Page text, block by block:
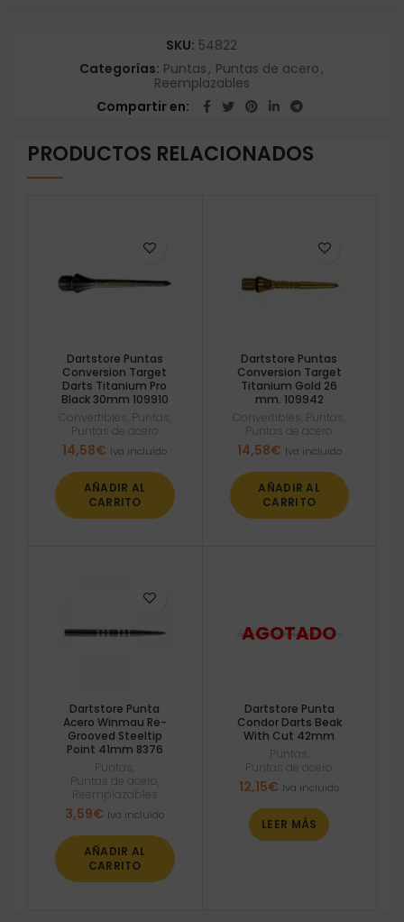
SKU: 54822
Categorías: Puntas, Puntas de acero,
Reemplazables
Compartir en
PRODUCTOS RELACIONADOS
Dartstore Puntas
Conversion Target
Darts Titanium Pro
Black 30mm 109910
Convertibles Puntas
Puntas de acero
14,58€ Iva incluido
AÑADIR AL
CARRITO
Dartstore Puntas
Conversion Target
Titanium Gold 26
mm. 109942
Convertibles Puntas
Puntas de acero
14,58€ Iva incluido
AÑADIR AL
CARRITO
Dartstore Punta
Acero Winmau Re-
Grooved Steeltip
Point 41mm 8376
Puntas
Puntas de acero
Reemplazables
3,59€ Iva incluido
AÑADIR AL
CARRITO
Dartstore Punta
Condor Darts Beak
With Cut 42mm
Puntas
Puntas de acero
12,15€ Iva incluido
LEER MÁS